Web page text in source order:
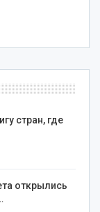
стран, где
открылись